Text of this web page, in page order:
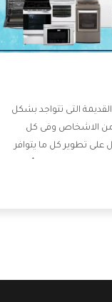
التى تتواجد بشكل
من الاشخاص وفى كل
على تطوير كل ما يتوافر
وتقدم للعملاء أقوى